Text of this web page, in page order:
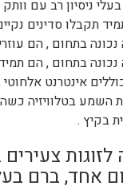
בעלי ניסיון רב עם
תקבלו סדינים
בתחום , הם
בתחום , הם
אינטרנט
השמע בטלוויזיה
בקיץ .
לזוגות
אחד, ברם